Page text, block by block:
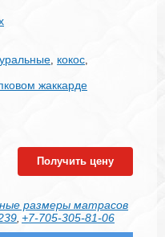
кокос
жаккарде
Получить цену
размеры матрасов
+7-705-305-81-06